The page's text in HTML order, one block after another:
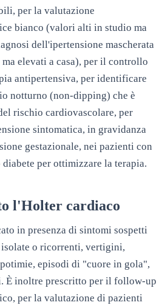
per la valutazione
bianco (valori alti in studio ma
dell'ipertensione mascherata
elevati a casa), per il controllo
antipertensiva, per identificare
notturno (non-dipping) che è
rischio cardiovascolare, per
sintomatica, in gravidanza
gestazionale, nei pazienti con
per ottimizzare la terapia.
l'Holter cardiaco
in presenza di sintomi sospetti
o ricorrenti, vertigini,
episodi di "cuore in gola",
È inoltre prescritto per il follow-up
per la valutazione di pazienti